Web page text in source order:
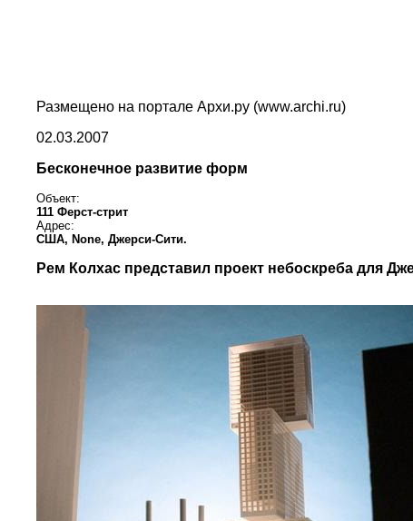
Размещено на портале Архи.ру (www.archi.ru)
02.03.2007
Бесконечное развитие форм
Объект:
111 Ферст-стрит
Адрес:
США, None, Джерси-Сити.
Рем Колхас представил проект небоскреба для